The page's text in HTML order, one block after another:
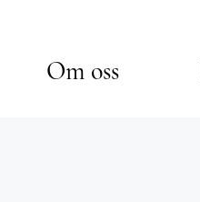
Om oss